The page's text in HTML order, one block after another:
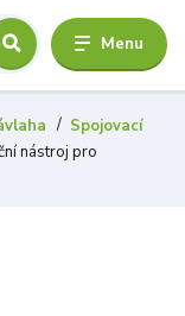
Menu
Spojovací
nástroj pro